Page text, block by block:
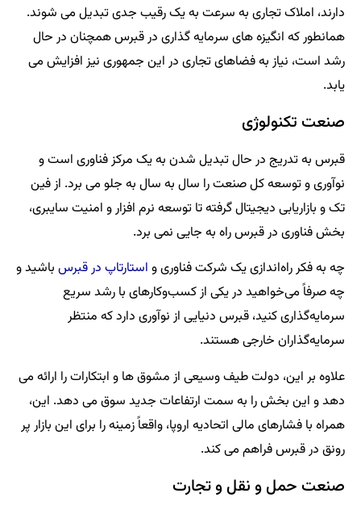
دارند، املاک تجاری به سرعت به یک رقیب جدی تبدیل می شوند.
همانطور که انگیزه های سرمایه گذاری در قبرس همچنان در حال
رشد است، نیاز به فضاهای تجاری در این جمهوری نیز افزایش می
یابد.
صنعت تکنولوژی
قبرس به تدریج در حال تبدیل شدن به یک مرکز فناوری است و
نوآوری و توسعه کل صنعت را سال به سال به جلو می برد. از فین
تک و بازاریابی دیجیتال گرفته تا توسعه نرم افزار و امنیت سایبری،
بخش فناوری در قبرس راه به جایی نمی برد.
چه به فکر راه‌اندازی یک شرکت فناوری و استارتاپ در قبرس باشید و
چه صرفاً می‌خواهید در یکی از کسب‌وکارهای با رشد سریع
سرمایه‌گذاری کنید، قبرس دنیایی از نوآوری دارد که منتظر
سرمایه‌گذاران خارجی هستند.
علاوه بر این، دولت طیف وسیعی از مشوق ها و ابتکارات را ارائه می
دهد و این بخش را به سمت ارتفاعات جدید سوق می دهد. این،
همراه با فشارهای مالی اتحادیه اروپا، واقعاً زمینه را برای این بازار پر
رونق در قبرس فراهم می کند.
صنعت حمل و نقل و تجارت